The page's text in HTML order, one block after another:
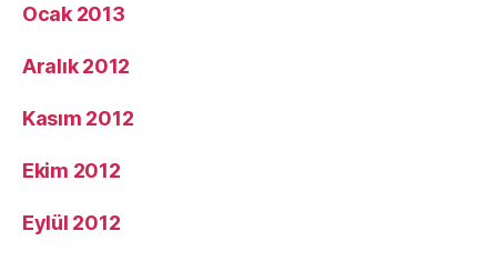
Ocak 2013
Aralık 2012
Kasım 2012
Ekim 2012
Eylül 2012